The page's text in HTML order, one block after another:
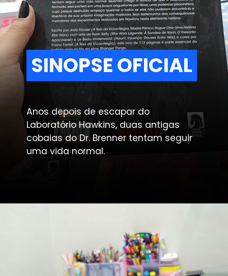
SINOPSE OFICIAL
SINOPSE OFICIAL
Anos depois de escapar do
Laboratório Hawkins, duas antigas
cobaias do Dr. Brenner tentam seguir
uma vida normal.